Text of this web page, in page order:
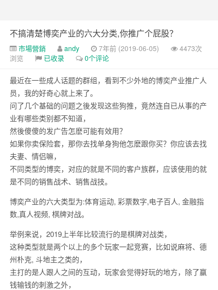
不搞清楚博奕产业的六大分类,你推广个屁股？
市場營銷 andy 7年前 (2019-06-05)
4473次
浏览
已收录 0个评论
最近在一些成人话题的群组，看到不少外地的博奕产业推广人
员，我的好奇心就上来了。
问了几个基础的问题之後发现这些狗推，竟然连自已从事的产
业有哪些类别都不知道，
然後傻傻的发广告怎麽可能有效用？
如果你卖保险套，那你去找单身狗他怎麽跟你买？你应该去找
夫妻、情侣嘛，
不同类型的博奕，对应的就是不同的客户族群，应该使用的就
是不同的销售战术、销售战技。
博奕产业的六大类型为:体育运动, 彩票数字,电子百人, 金融指
数,真人视频, 棋牌对战。
举例来说，2019上半年比较流行的是棋牌对战类，
这种类型就是两个以上的多个玩家一起竞赛，比如说麻将、德
州朴克, 斗地主之类的，
主打的是人跟人之间的互动，玩家会觉得好玩的地方，除了赢
钱输钱的刺激之外，